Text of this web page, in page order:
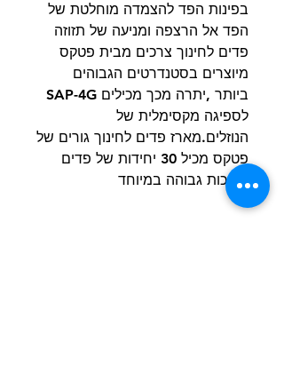
בפינות הפד להצמדה מוחלטת של
הפד אל הרצפה ומניעה של תזוזה
פדים לחינוך צרכים מבית פטקס
מיוצרים בסטנדרטים הגבוהים
ביותר ,יתרה מכך מכילים SAP-4G
לספיגה מקסימלית של
הנוזלים.מארז פדים לחינוך גורים של
פטקס מכיל 30 יחידות של פדים
באיכות גבוהה במיוחד